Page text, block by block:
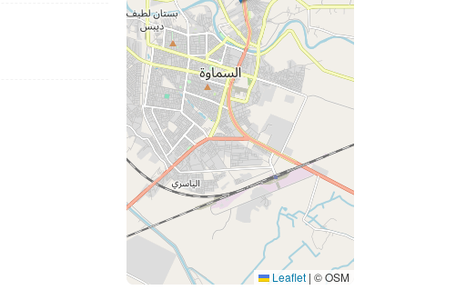
Leaflet | © OSM